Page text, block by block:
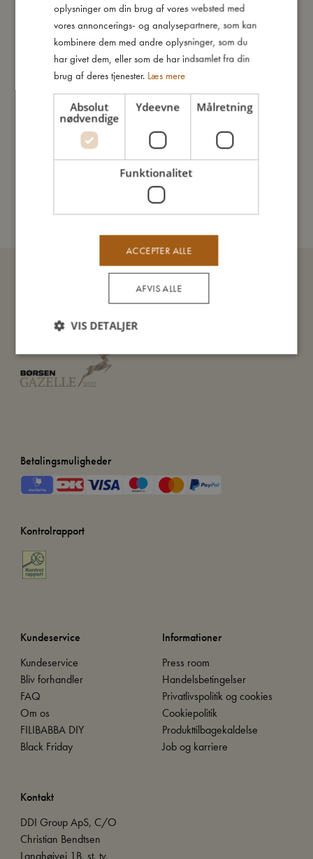
Godkendt iht. EN 12586
Så stor er jeg
Jeg er lavet af
Sådan plejer du mig
Betalingsmuligheder
Kontrolrapport
Kundeservice
Kundeservice
Bliv forhandler
FAQ
Om os
FILIBABBA DIY
Black Friday
Informationer
Press room
Handelsbetingelser
Privatlivspolitik og cookies
Cookiepolitik
Produkttilbagekaldelse
Job og karriere
Kontakt
DDI Group ApS, C/O
Christian Bendtsen
Langhøjvej 1B, st. tv.
GERMAN
oplysninger om din brug af vores websted med
vores annoncerings- og analysepartnere, som kan
kombinere dem med andre oplysninger, som du
har givet dem, eller som de har indsamlet fra din
brug af deres tjenester. Læs mere
Absolut
nødvendige
Ydeevne Målretning
Funktionalitet
ACCEPTER ALLE
AFVIS ALLE
VIS DETALJER